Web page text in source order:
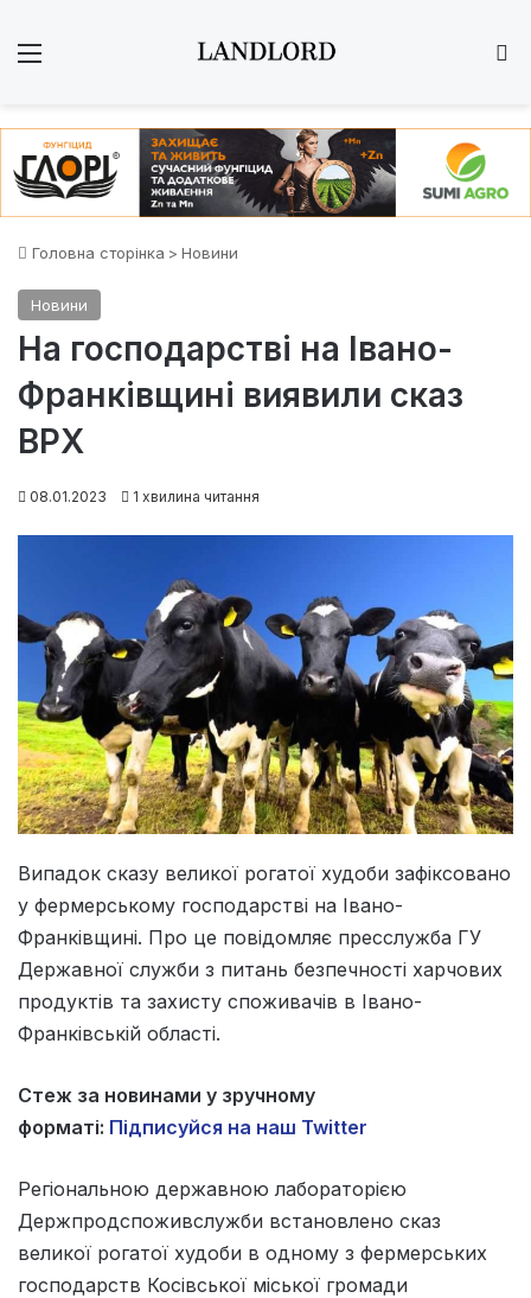
Головна сторінка > Новини
Новини
На господарстві на Івано-
Франківщині виявили сказ
ВРХ
08.01.2023 1 хвилина читання
Випадок сказу великої рогатої худоби зафіксовано
у фермерському господарстві на Івано-
Франківщині. Про це повідомляє пресслужба ГУ
Державної служби з питань безпечності харчових
продуктів та захисту споживачів в Івано-
Франківській області.
Стеж за новинами у зручному
форматі: Підписуйся на наш Twitter
Регіональною державною лабораторією
Держпродспоживслужби встановлено сказ
великої рогатої худоби в одному з фермерських
господарств Косівської міської громади